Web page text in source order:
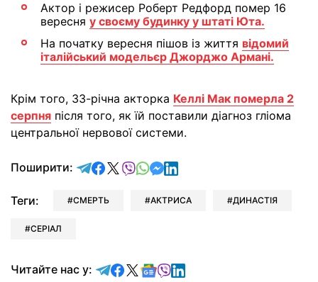
Актор і режисер Роберт Редфорд помер 16
вересня у своєму будинку у штаті Юта.
На початку вересня пішов із життя відомий
італійський модельєр Джорджо Армані.
Крім того, 33-річна акторка Келлі Мак померла 2
серпня після того, як їй поставили діагноз гліома
центральної нервової системи.
Поширити: відправити у Telegram
поділитись у Facebook
поділитись у X
відправити у Viber
відправити у Whatsapp
відправити у Messenger
відправити у LinkedIn
Теги: СМЕРТЬ АКТРИСА ДИНАСТІЯ
СЕРІАЛ
Читайте нас у: Читайте у Telegram
Читайте у Facebook
Читайте у X
Читайте у Google news
Читайте у Viber
Читайте у LinkedIn